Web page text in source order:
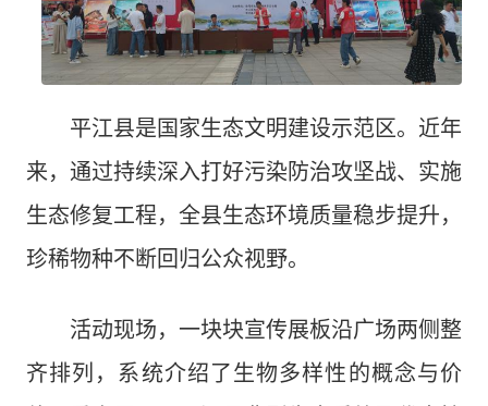
平江县是国家生态文明建设示范区。近年
来，通过持续深入打好污染防治攻坚战、实施
生态修复工程，全县生态环境质量稳步提升，
珍稀物种不断回归公众视野。
活动现场，一块块宣传展板沿广场两侧整
齐排列，系统介绍了生物多样性的概念与价